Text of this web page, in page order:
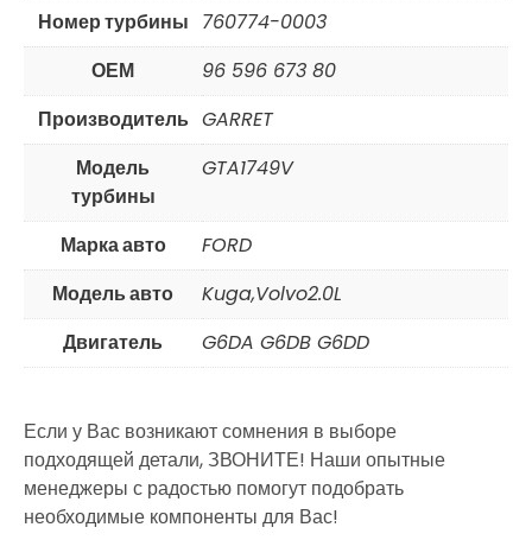
Номер турбины 760774-0003
ОЕМ
96 596 673 80
Производитель GARRET
Модель
турбины
GTA1749V
Марка авто
FORD
Модель авто
Kuga,Volvo2.0L
Двигатель
G6DA G6DB G6DD
Если у Вас возникают сомнения в выборе
подходящей детали, ЗВОНИТЕ! Наши опытные
менеджеры с радостью помогут подобрать
необходимые компоненты для Вас!